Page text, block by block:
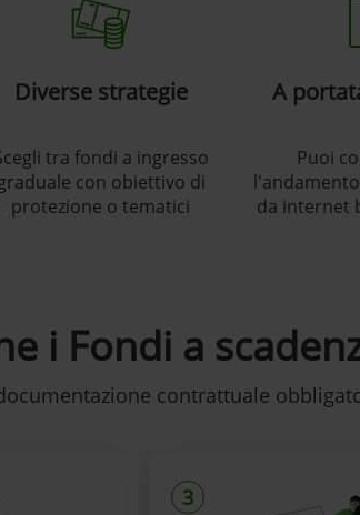
Diverse strategie
tra fondi a ingresso
con obiettivo di
protezione o tematici
A
Puoi
da internet
i Fondi a
contrattuale
3